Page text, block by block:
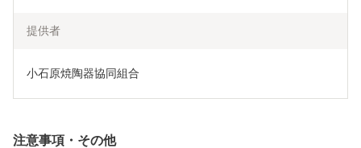
提供者
小石原焼陶器協同組合
注意事項・その他